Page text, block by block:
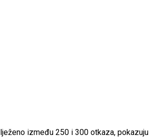
između 250 i 300 otkaza, pokazuju